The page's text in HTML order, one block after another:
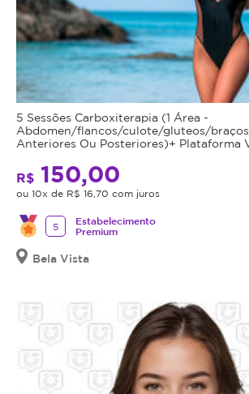
5 Sessões Carboxiterapia (1 Área -
Abdomen/flancos/culote/gluteos/
Anteriores Ou Posteriores)+ Plataforma
R$ 150,00
ou 10x de R$ 16,70 com juros
5
Estabelecimento
Premium
Bela Vista